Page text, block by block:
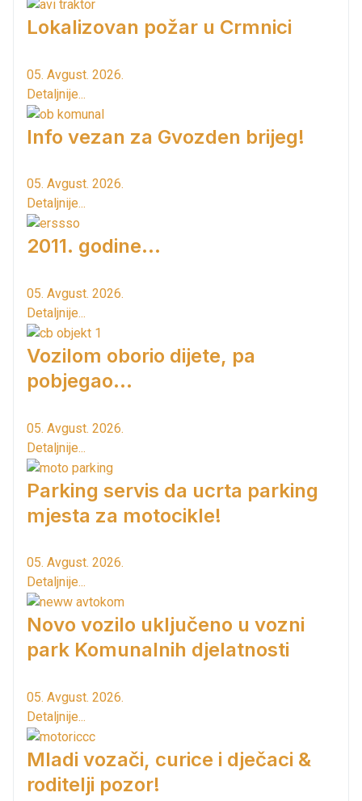
Lokalizovan požar u Crmnici
05. Avgust. 2026.
Detaljnije...
Info vezan za Gvozden brijeg!
05. Avgust. 2026.
Detaljnije...
2011. godine...
05. Avgust. 2026.
Detaljnije...
Vozilom oborio dijete, pa
pobjegao...
05. Avgust. 2026.
Detaljnije...
Parking servis da ucrta parking
mjesta za motocikle!
05. Avgust. 2026.
Detaljnije...
Novo vozilo uključeno u vozni
park Komunalnih djelatnosti
05. Avgust. 2026.
Detaljnije...
Mladi vozači, curice i dječaci &
roditelji pozor!